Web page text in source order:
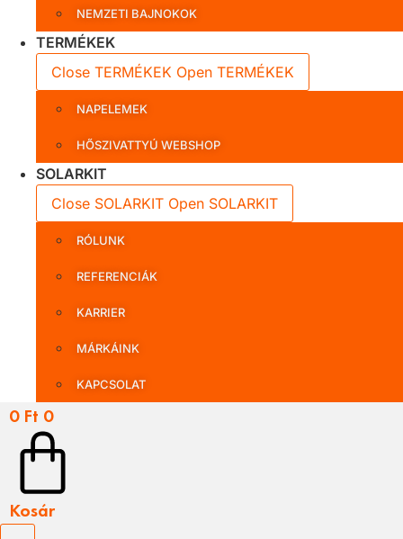
NEMZETI BAJNOKOK
TERMÉKEK
Close TERMÉKEK Open TERMÉKEK
NAPELEMEK
HŐSZIVATTYÚ WEBSHOP
SOLARKIT
Close SOLARKIT Open SOLARKIT
RÓLUNK
REFERENCIÁK
KARRIER
MÁRKÁINK
KAPCSOLAT
0 Ft 0
Kosár